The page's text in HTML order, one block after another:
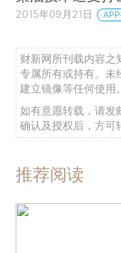
2015年09月21日
财新网所刊载内容之
专属所有或持有。未
建立镜像等任何使用。
如有意愿转载，请发
确认及授权后，方可
推荐阅读